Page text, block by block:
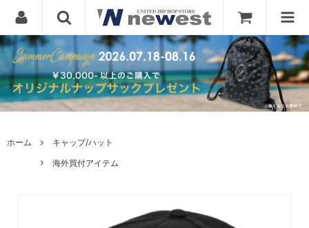
ホーム
キャップ/ハット
海外買付アイテム